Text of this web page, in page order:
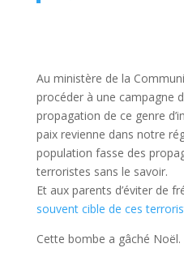
Au ministère de la
procéder à une campagne
propagation de ce genre
paix revienne dans notre
population fasse des
terroristes sans le savoir.
Et aux parents d’éviter de
souvent cible de ces
Cette bombe a gâché Noël.